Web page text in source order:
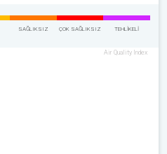
SAĞLIKSIZ ÇOK SAĞLIKSIZ TEHLIKELI
Air Quality Index